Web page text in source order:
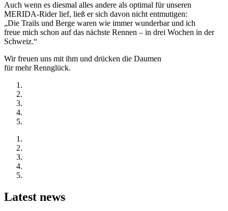
Auch wenn es diesmal alles andere als optimal für unseren
MERIDA-Rider lief, ließ er sich davon nicht entmutigen:
„Die Trails und Berge waren wie immer wunderbar und ich
freue mich schon auf das nächste Rennen – in drei Wochen in der
Schweiz.“
Wir freuen uns mit ihm und drücken die Daumen
für mehr Rennglück.
Latest news